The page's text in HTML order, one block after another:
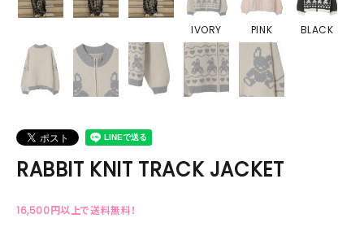
IVORY PINK BLACK
RABBIT KNIT TRACK JACKET
16,500円以上で送料無料！